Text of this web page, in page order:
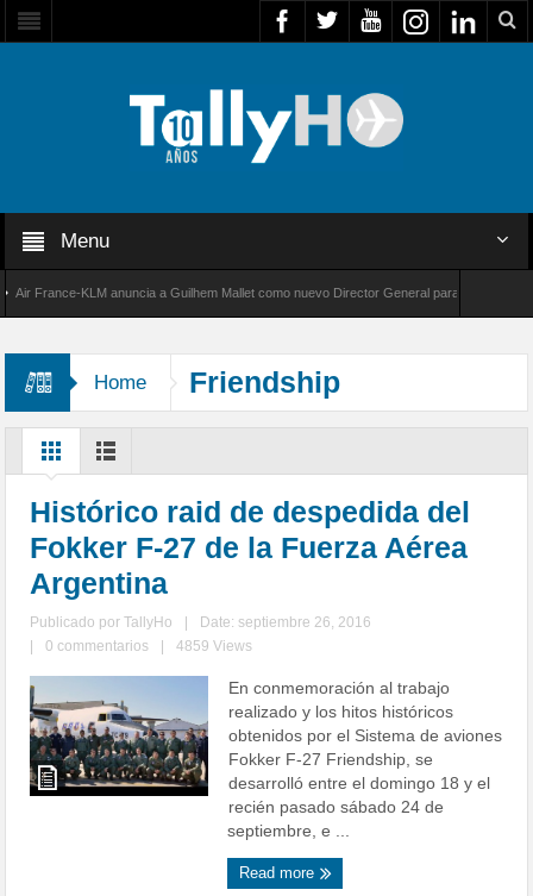
Menu
France-KLM anuncia a Guilhem Mallet como nuevo Director General para América Latina
Home Friendship
Histórico raid de despedida del
Fokker F-27 de la Fuerza Aérea
Argentina
Publicado porTallyHo
Date: septiembre 26, 2016
0 commentarios 4859 Views
En conmemoración al trabajo
realizado y los hitos históricos
obtenidos por el Sistema de aviones
Fokker F-27 Friendship, se
desarrolló entre el domingo 18 y el
recién pasado sábado 24 de
septiembre, e ...
Read more